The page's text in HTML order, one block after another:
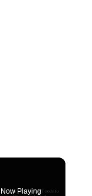
Now Playing